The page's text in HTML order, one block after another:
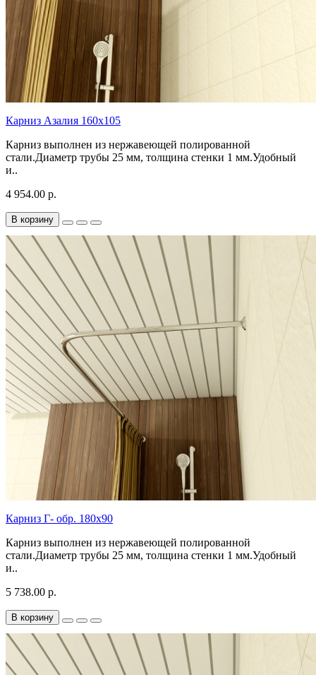
Карниз Азалия 160х105
Карниз выполнен из нержавеющей полированной
стали.Диаметр трубы 25 мм, толщина стенки 1 мм.Удобный
и..
4 954.00 р.
В корзину
Карниз Г- обр. 180х90
Карниз выполнен из нержавеющей полированной
стали.Диаметр трубы 25 мм, толщина стенки 1 мм.Удобный
и..
5 738.00 р.
В корзину